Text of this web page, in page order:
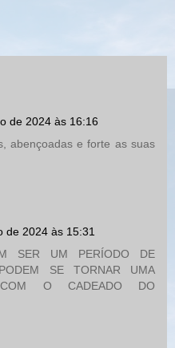
de 2024 às 16:16
abençoadas e forte as suas
de 2024 às 15:31
SER UM PERÍODO DE
SE TORNAR UMA
COM O CADEADO DO